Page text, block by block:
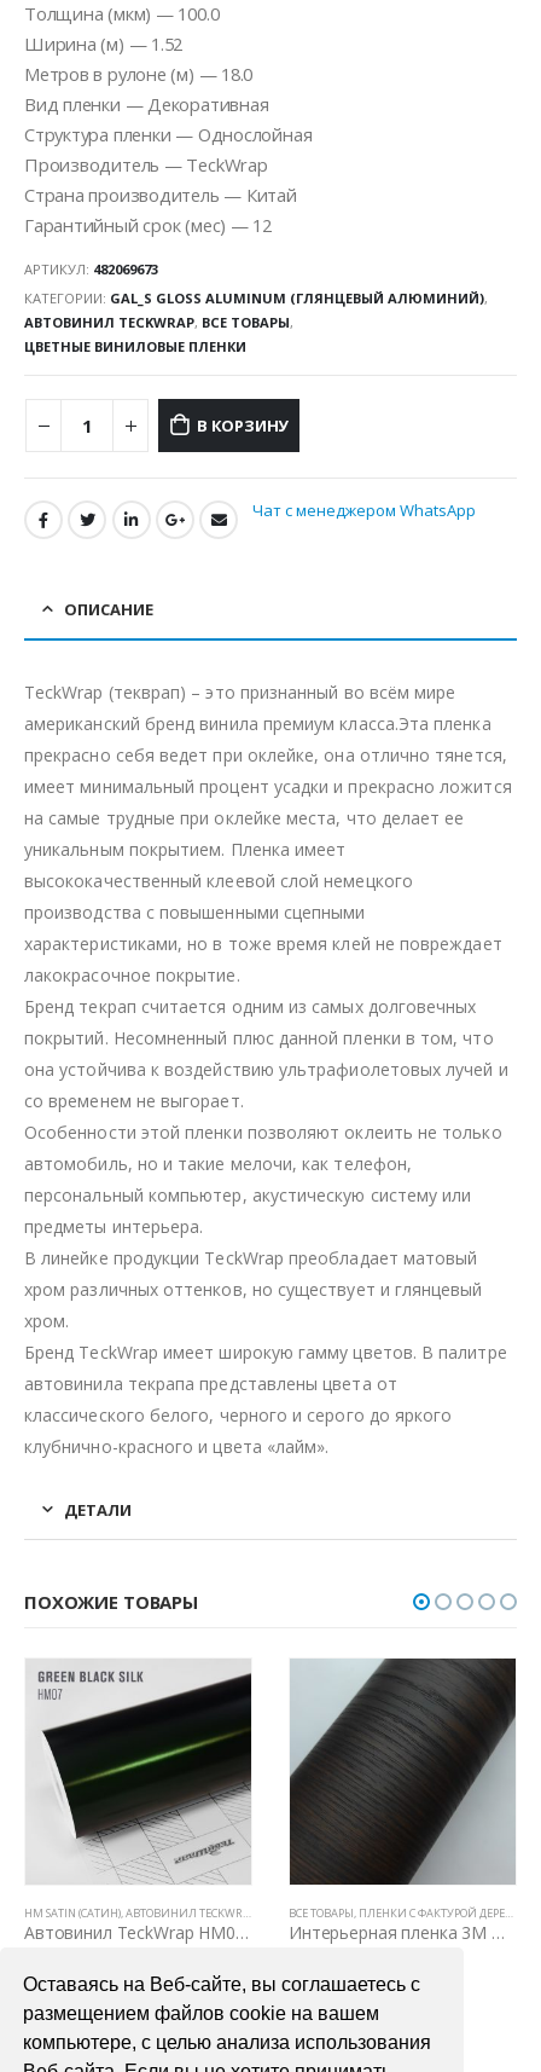
Оставаясь на Веб-сайте, вы соглашаетесь с
размещением файлов cookie на вашем
компьютере, с целью анализа использования
Толщина (мкм) — 100.0
Ширина (м) — 1.52
Метров в рулоне (м) — 18.0
Вид пленки — Декоративная
Структура пленки — Однослойная
Производитель — TeckWrap
Страна производитель — Китай
Гарантийный срок (мес) — 12
АРТИКУЛ: 482069673
КАТЕГОРИИ: GAL_S GLOSS ALUMINUM (ГЛЯНЦЕВЫЙ АЛЮМИНИЙ),
АВТОВИНИЛ TECKWRAP, ВСЕ ТОВАРЫ,
ЦВЕТНЫЕ ВИНИЛОВЫЕ ПЛЕНКИ
В КОРЗИНУ
Чат с менеджером WhatsApp
ОПИСАНИЕ
TeckWrap (текврап) – это признанный во всём мире
американский бренд винила премиум класса.Эта пленка
прекрасно себя ведет при оклейке, она отлично тянется,
имеет минимальный процент усадки и прекрасно ложится
на самые трудные при оклейке места, что делает ее
уникальным покрытием. Пленка имеет
высококачественный клеевой слой немецкого
производства с повышенными сцепными
характеристиками, но в тоже время клей не повреждает
лакокрасочное покрытие.
Бренд текрап считается одним из самых долговечных
покрытий. Несомненный плюс данной пленки в том, что
она устойчива к воздействию ультрафиолетовых лучей и
со временем не выгорает.
Особенности этой пленки позволяют оклеить не только
автомобиль, но и такие мелочи, как телефон,
персональный компьютер, акустическую систему или
предметы интерьера.
В линейке продукции TeckWrap преобладает матовый
хром различных оттенков, но существует и глянцевый
хром.
Бренд TeckWrap имеет широкую гамму цветов. В палитре
автовинила текрапа представлены цвета от
классического белого, черного и серого до яркого
клубнично-красного и цвета «лайм».
ДЕТАЛИ
ПОХОЖИЕ ТОВАРЫ
ТОВАРЫ,ЦВЕТНЫЕ ВИНИЛОВЫЕ ПЛЕНКИ
HM SATIN (САТИН) АВТОВИНИЛ TECKWRAP ВСЕ ТОВАРЫ,ЦВЕТНЫЕ ВИНИЛОВЫЕ ПЛЕНКИ
Автовинил TeckWrap HM07 Green Black Silk
В КОРЗИНУ
ВСЕ ТОВАРЫ ПЛЕНКИ С ФАКТУРОЙ ДЕРЕВА И КОЖИ
Интерьерная пленка 3М DI – NOC WG 156
В КОРЗИНУ